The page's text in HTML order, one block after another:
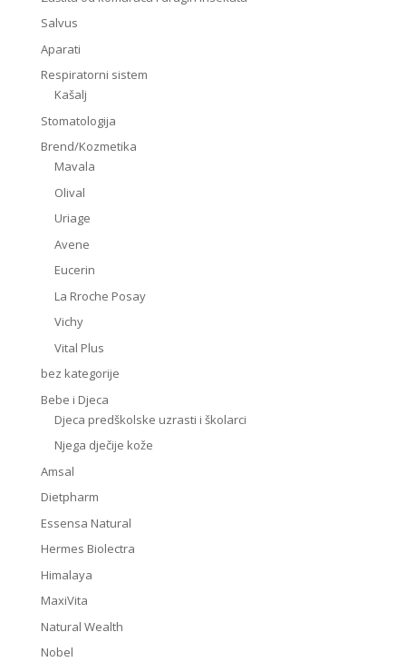
Salvus
Aparati
Respiratorni sistem
Kašalj
Stomatologija
Brend/Kozmetika
Mavala
Olival
Uriage
Avene
Eucerin
La Rroche Posay
Vichy
Vital Plus
bez kategorije
Bebe i Djeca
Djeca predškolske uzrasti i školarci
Njega dječije kože
Amsal
Dietpharm
Essensa Natural
Hermes Biolectra
Himalaya
MaxiVita
Natural Wealth
Nobel